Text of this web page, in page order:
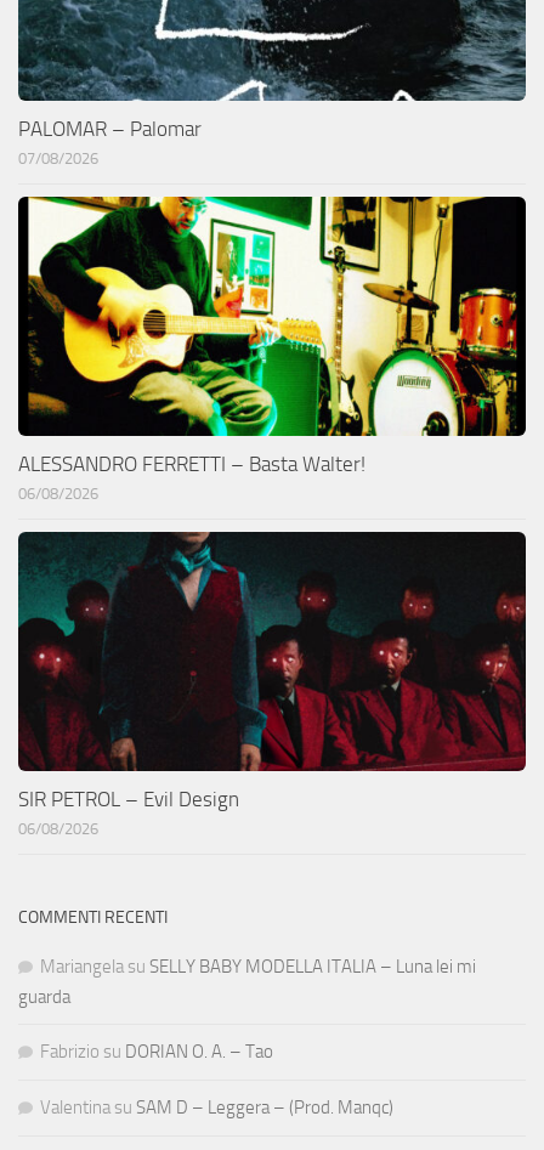
PALOMAR – Palomar
07/08/2026
ALESSANDRO FERRETTI – Basta Walter!
06/08/2026
SIR PETROL – Evil Design
06/08/2026
COMMENTI RECENTI
Mariangela su SELLY BABY MODELLA ITALIA – Luna lei mi
guarda
Fabrizio su DORIAN O. A. – Tao
Valentina su SAM D – Leggera – (Prod. Manqc)